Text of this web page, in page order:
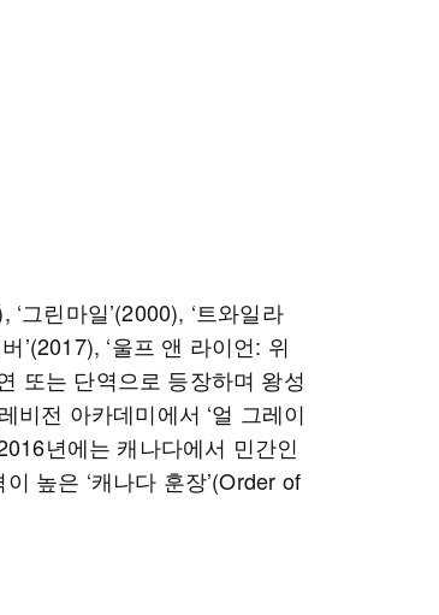
‘그린마일’(2000), ‘트와일라
’(2017), ‘울프 앤 라이언: 위
또는 단역으로 등장하며 왕성
비전 아카데미에서 ‘얼 그레이
년에는 캐나다에서 민간인
높은 ‘캐나다 훈장’(Order of